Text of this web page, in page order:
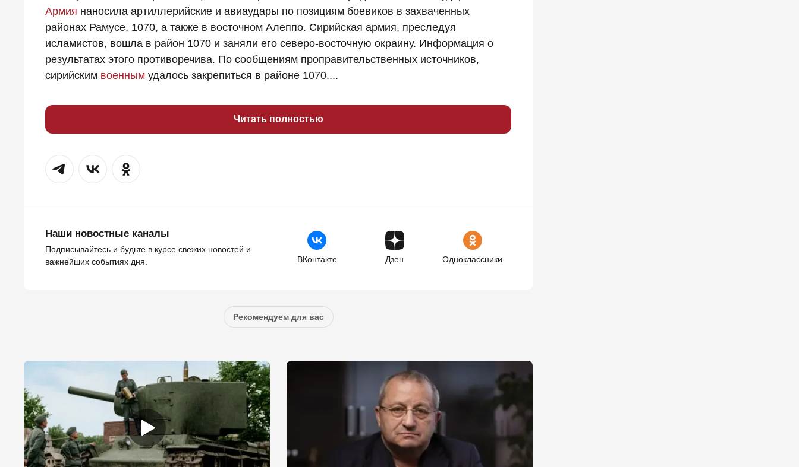
Армия наносила артиллерийские и авиаудары по позициям боевиков в захваченных
районах Рамусе, 1070, а также в восточном Алеппо. Сирийская армия, преследуя
исламистов, вошла в район 1070 и заняли его северо-восточную окраину. Информация о
результатах этого противоречива. По сообщениям проправительственных источников,
сирийским военным удалось закрепиться в районе 1070....
Читать полностью
Наши новостные каналы
Подписывайтесь и будьте в курсе свежих новостей и
важнейших событиях дня.
ВКонтакте Дзен Одноклассники
Рекомендуем для вас